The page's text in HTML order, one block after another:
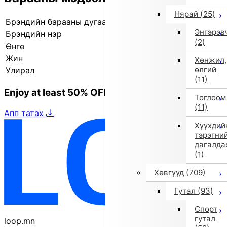
Нярай (25)
(2)
Хөнжил,
өлгий
(11)
Тоглоом
(11)
(1)
Хөвгүүд (709)
Гутал (93)
Спорт
гутал
Брэндийн барааны дугаар
Брэндийн нэр
il gufo (Ил Гуфо)
Өнгө
Жин
Улирал
2025 оны намар/өвөл
Enjoy at least 50% OFF Tokyo fashion
Апп татах
loop.mn